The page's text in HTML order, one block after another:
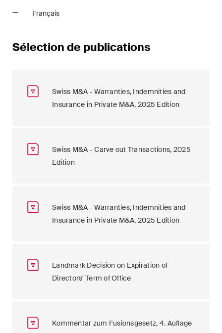
Français
Sélection de publications
Swiss M&A - Warranties, Indemnities and
Insurance in Private M&A, 2025 Edition
Swiss M&A - Carve out Transactions, 2025
Edition
Swiss M&A - Warranties, Indemnities and
Insurance in Private M&A, 2025 Edition
Landmark Decision on Expiration of
Directors' Term of Office
Kommentar zum Fusionsgesetz, 4. Auflage